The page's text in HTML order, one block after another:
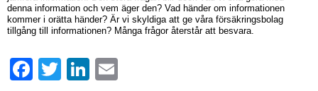
denna information och vem äger den? Vad händer om informationen
kommer i orätta händer? Är vi skyldiga att ge våra försäkringsbolag
tillgång till informationen? Många frågor återstår att besvara.
FacebookTwitter LinkedIn